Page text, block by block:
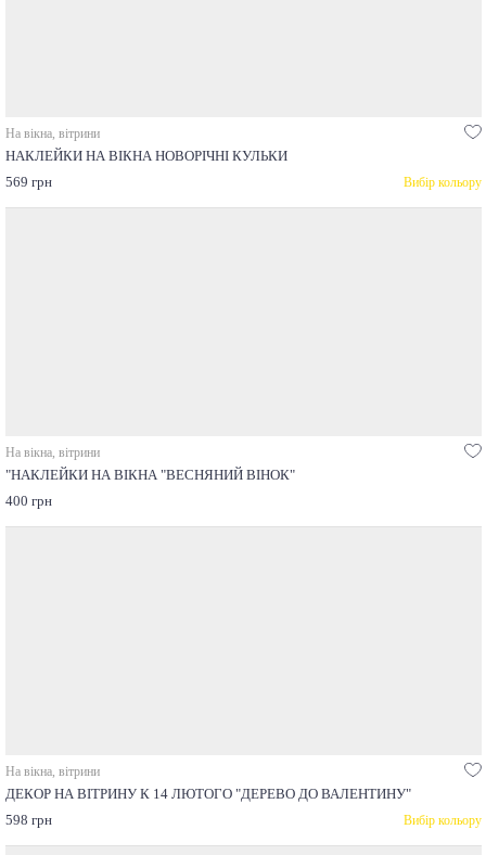
На вікна, вітрини
НАКЛЕЙКИ НА ВІКНА НОВОРІЧНІ КУЛЬКИ
569 грн
Вибір кольору
На вікна, вітрини
"НАКЛЕЙКИ НА ВІКНА "ВЕСНЯНИЙ ВІНОК"
400 грн
На вікна, вітрини
ДЕКОР НА ВІТРИНУ К 14 ЛЮТОГО "ДЕРЕВО ДО ВАЛЕНТИНУ"
598 грн
Вибір кольору